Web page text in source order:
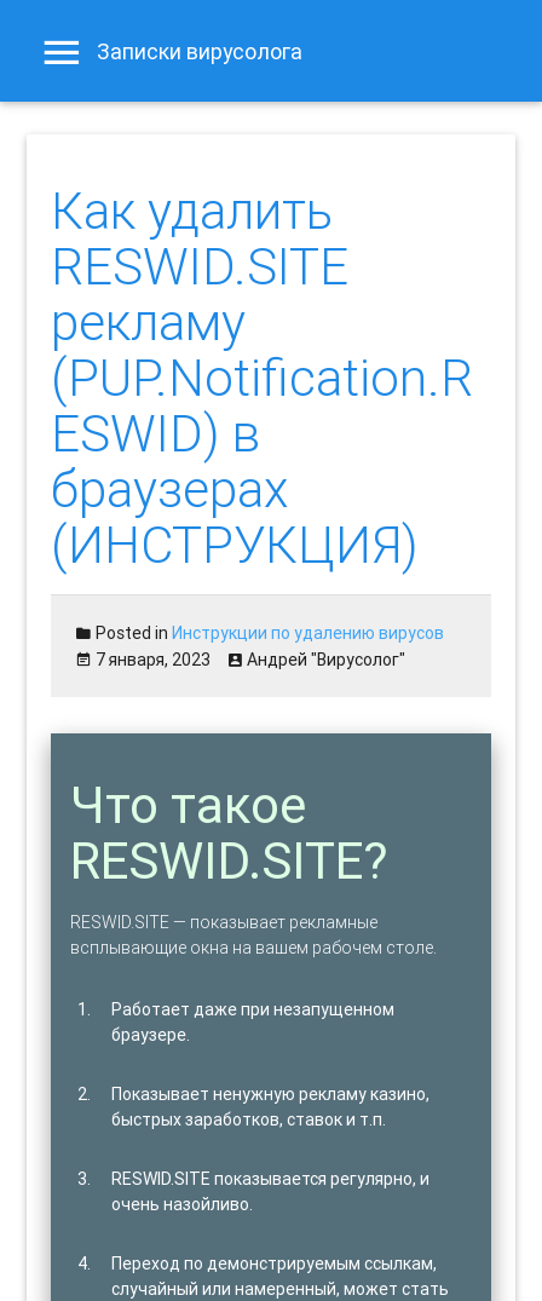
Записки вирусолога
Как удалить
RESWID.SITE
рекламу
(PUP.Notification.R
ESWID) в
браузерах
(ИНСТРУКЦИЯ)
Posted inИнструкции по удалению вирусов
7 января, 2023
Андрей "Вирусолог"
Что такое
RESWID.SITE?
RESWID.SITE — показывает рекламные
всплывающие окна на вашем рабочем столе.
Работает даже при незапущенном
браузере.
Показывает ненужную рекламу казино,
быстрых заработков, ставок и т.п.
RESWID.SITE показывается регулярно, и
очень назойливо.
Переход по демонстрируемым ссылкам,
случайный или намеренный, может стать